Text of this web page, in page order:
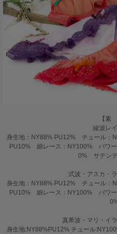
【素
綾波レ
身生地：NY88% PU12% チュール：
PU10% 細レース：NY100% パワ
0% サテン
式波・アスカ・
身生地：NY88% PU12% チュール：
PU10% 細レース：NY100% パワ
真希波・マリ・イ
身生地:NY88%PU12% チュール